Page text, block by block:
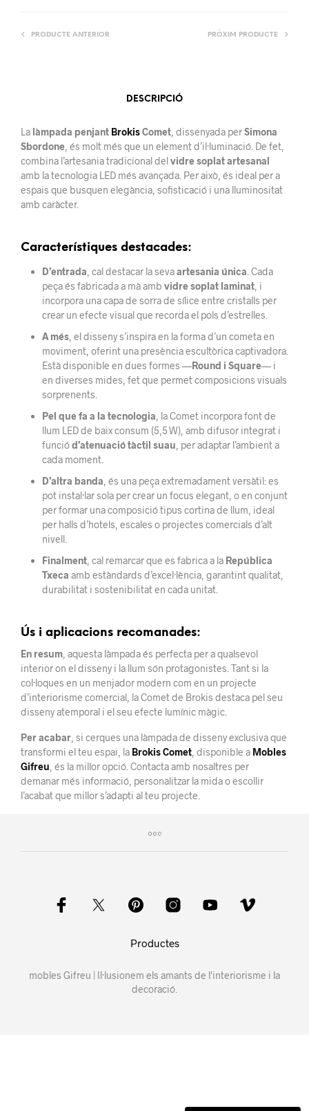
PRODUCTE ANTERIOR PRÒXIM PRODUCTE
DESCRIPCIÓ
La làmpada penjant BrokisComet , dissenyada perSimona
Sbordone , és molt més que un element d’il·luminació. De fet,
combina l’artesania tradicional delvidre soplat artesanal
amb la tecnologia LED més avançada. Per això, és ideal per a
espais que busquen elegància, sofisticació i una lluminositat
amb caràcter.
Característiques destacades:
D’entrada , cal destacar la sevaartesania única . Cada
peça és fabricada a mà amb vidre soplat laminat, i
incorpora una capa de sorra de sílice entre cristalls per
crear un efecte visual que recorda el pols d’estrelles.
A més, el disseny s’inspira en la forma d’un cometa en
moviment, oferint una presència escultòrica captivadora.
Està disponible en dues formes —Round i Square— i
en diverses mides, fet que permet composicions visuals
sorprenents.
Pel que fa a la tecnologia , la Comet incorpora font de
llum LED de baix consum (5,5 W), amb difusor integrat i
funciód’atenuació tàctil suau , per adaptar l’ambient a
cada moment.
D’altra banda , és una peça extremadament versàtil: es
pot instal·lar sola per crear un focus elegant, o en conjunt
per formar una composició tipus cortina de llum, ideal
per halls d’hotels, escales o projectes comercials d’alt
nivell.
Finalment, cal remarcar que es fabrica a la República
Txeca amb estàndards d’excel·lència, garantint qualitat,
durabilitat i sostenibilitat en cada unitat.
Ús i aplicacions recomanades:
En resum , aquesta làmpada és perfecta per a qualsevol
interior on el disseny i la llum són protagonistes. Tant si la
col·loques en un menjador modern com en un projecte
d’interiorisme comercial, la Comet de Brokis destaca pel seu
disseny atemporal i el seu efecte lumínic màgic.
Per acabar , si cerques una làmpada de disseny exclusiva que
transformi el teu espai, la Brokis Comet , disponible a Mobles
Gifreu , és la millor opció. Contacta amb nosaltres per
demanar més informació, personalitzar la mida o escollir
l’acabat que millor s’adapti al teu projecte.
Productes
mobles Gifreu | Il·lusionem els amants de l'interiorisme i la
decoració.